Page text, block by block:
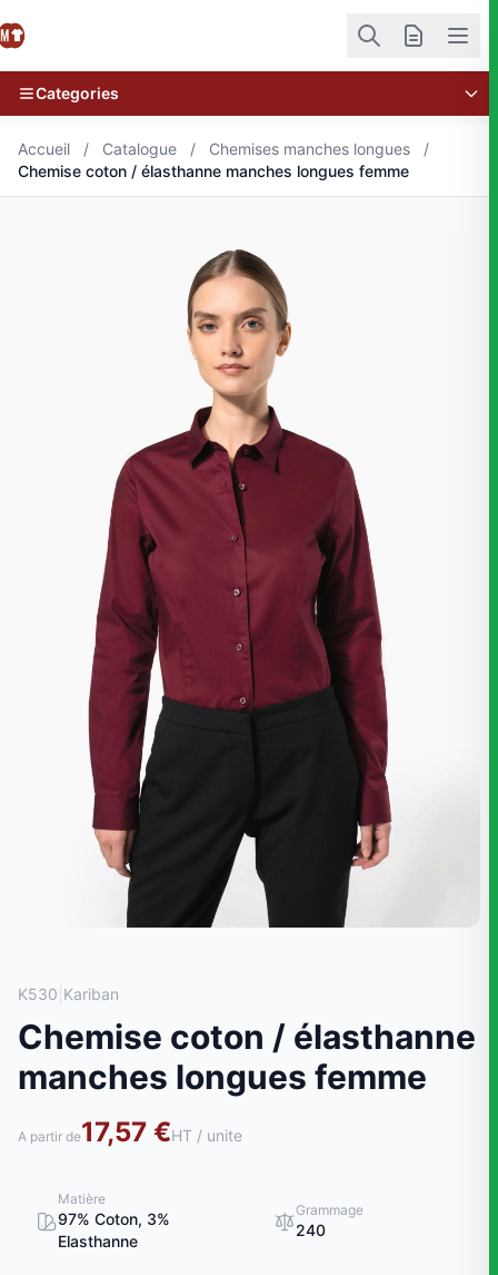
Categories
Accueil / Catalogue / Chemises manches longues
/
Chemise coton / élasthanne manches longues femme
K530 Kariban
Chemise coton / élasthanne
manches longues femme
A partir de17,57 €HT / unite
Matière
97% Coton, 3%
Elasthanne
Grammage
240